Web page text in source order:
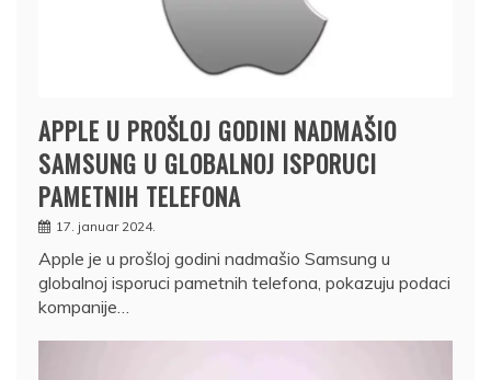
APPLE U PROŠLOJ GODINI NADMAŠIO
SAMSUNG U GLOBALNOJ ISPORUCI
PAMETNIH TELEFONA
17. januar 2024.
Apple je u prošloj godini nadmašio Samsung u
globalnoj isporuci pametnih telefona, pokazuju podaci
kompanije…